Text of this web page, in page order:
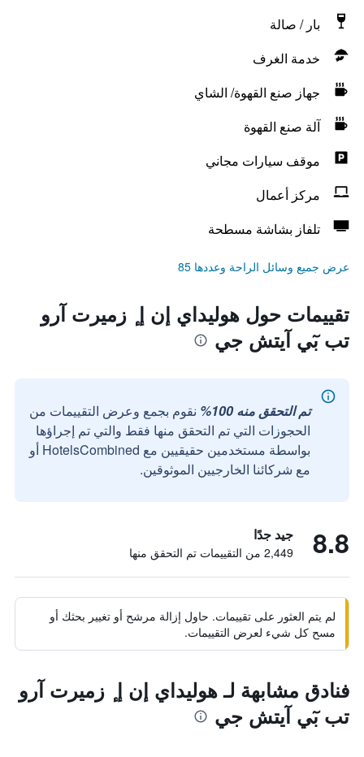
بار / صالة
خدمة الغرف
جهاز صنع القهوة/ الشاي
آلة صنع القهوة
موقف سيارات مجاني
مركز أعمال
تلفاز بشاشة مسطحة
عرض جميع وسائل الراحة وعددها 85
تقييمات حول هوليداي إن إ ٕ زميرت آرو
تب بٓي آيتش جي
تم التحقق منه 100%
نقوم بجمع وعرض التقييمات من
الحجوزات التي تم التحقق منها فقط والتي تم إجراؤها
بواسطة مستخدمين حقيقيين مع HotelsCombined أو
مع شركائنا الخارجيين الموثوقين.
8.8 جيد جدًا
2,449 من التقييمات تم التحقق منها
لم يتم العثور على تقييمات. حاول إزالة مرشح أو تغيير بحثك أو
مسح كل شيء لعرض التقييمات.
فنادق مشابهة لـ هوليداي إن إ ٕ زميرت آرو
تب بٓي آيتش جي